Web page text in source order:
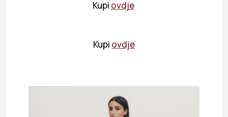
Kupi ovdje
Kupi ovdje